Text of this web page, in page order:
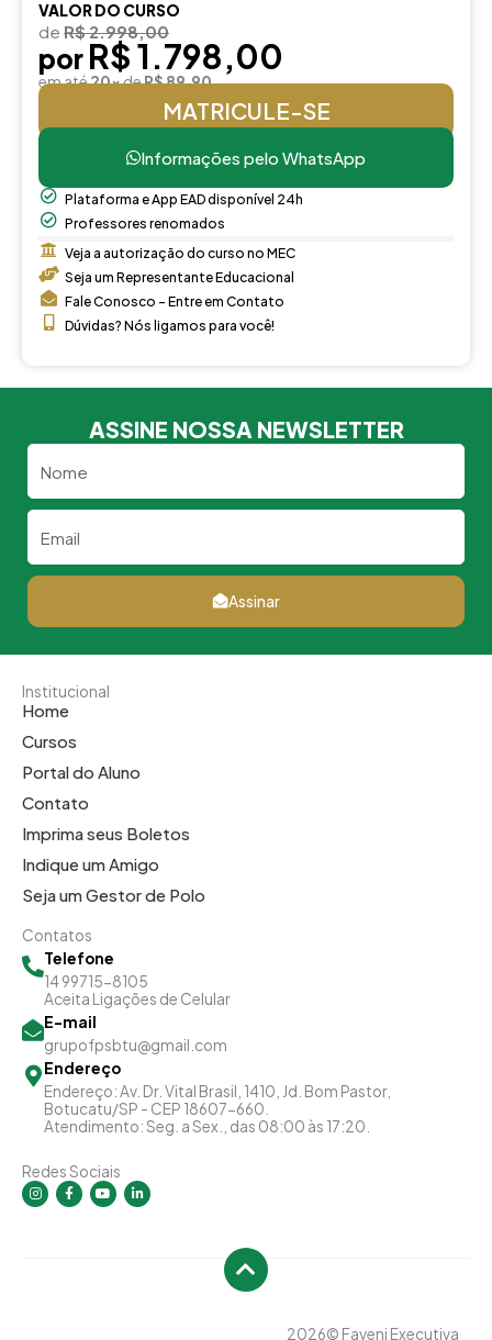
VALOR DO CURSO
de R$ 2.998,00
por R$ 1.798,00
em até20xdeR$ 89,90
MATRICULE-SE
Informações pelo WhatsApp
Plataforma e App EAD disponível 24h
Professores renomados
Veja a autorização do curso no MEC
Seja um Representante Educacional
Fale Conosco - Entre em Contato
Dúvidas? Nós ligamos para você!
ASSINE NOSSA NEWSLETTER
Assinar
Institucional
Home
Cursos
Portal do Aluno
Contato
Imprima seus Boletos
Indique um Amigo
Seja um Gestor de Polo
Contatos
Telefone
14 99715-8105
Aceita Ligações de Celular
E-mail
grupofpsbtu@gmail.com
Endereço
Endereço: Av. Dr. Vital Brasil, 1410, Jd. Bom Pastor,
Botucatu/SP - CEP 18607-660.
Atendimento: Seg. a Sex., das 08:00 às 17:20.
Redes Sociais
I
n
s
F
a
c
Y
o
u
L
i
n
2026© Faveni Executiva